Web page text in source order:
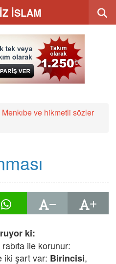
İSLAM
Menkıbe ve hikmetli sözler
ki:
ile korunur:
iki şart var: Birincisi,